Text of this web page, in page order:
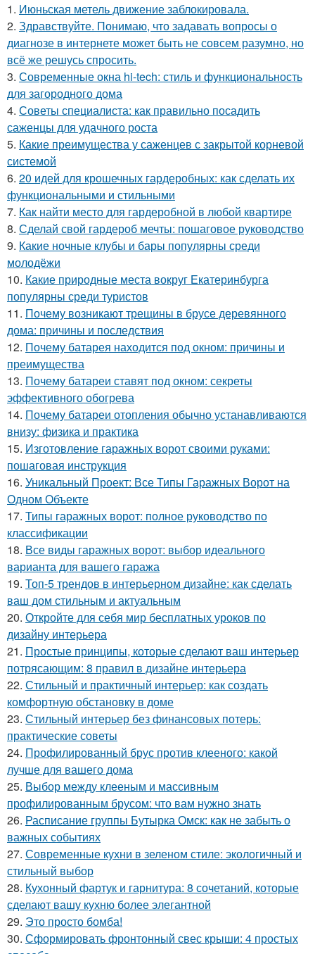
1. Июньская метель движение заблокировала.
2. Здравствуйте. Понимаю, что задавать вопросы о
диагнозе в интернете может быть не совсем разумно, но
всё же решусь спросить.
3. Современные окна hi-tech: стиль и функциональность
для загородного дома
4. Советы специалиста: как правильно посадить
саженцы для удачного роста
5. Какие преимущества у саженцев с закрытой корневой
системой
6. 20 идей для крошечных гардеробных: как сделать их
функциональными и стильными
7. Как найти место для гардеробной в любой квартире
8. Сделай свой гардероб мечты: пошаговое руководство
9. Какие ночные клубы и бары популярны среди
молодёжи
10. Какие природные места вокруг Екатеринбурга
популярны среди туристов
11. Почему возникают трещины в брусе деревянного
дома: причины и последствия
12. Почему батарея находится под окном: причины и
преимущества
13. Почему батареи ставят под окном: секреты
эффективного обогрева
14. Почему батареи отопления обычно устанавливаются
внизу: физика и практика
15. Изготовление гаражных ворот своими руками:
пошаговая инструкция
16. Уникальный Проект: Все Типы Гаражных Ворот на
Одном Объекте
17. Типы гаражных ворот: полное руководство по
классификации
18. Все виды гаражных ворот: выбор идеального
варианта для вашего гаража
19. Топ-5 трендов в интерьерном дизайне: как сделать
ваш дом стильным и актуальным
20. Откройте для себя мир бесплатных уроков по
дизайну интерьера
21. Простые принципы, которые сделают ваш интерьер
потрясающим: 8 правил в дизайне интерьера
22. Стильный и практичный интерьер: как создать
комфортную обстановку в доме
23. Стильный интерьер без финансовых потерь:
практические советы
24. Профилированный брус против клееного: какой
лучше для вашего дома
25. Выбор между клееным и массивным
профилированным брусом: что вам нужно знать
26. Расписание группы Бутырка Омск: как не забыть о
важных событиях
27. Современные кухни в зеленом стиле: экологичный и
стильный выбор
28. Кухонный фартук и гарнитура: 8 сочетаний, которые
сделают вашу кухню более элегантной
29. Это просто бомба!
30. Сформировать фронтонный свес крыши: 4 простых